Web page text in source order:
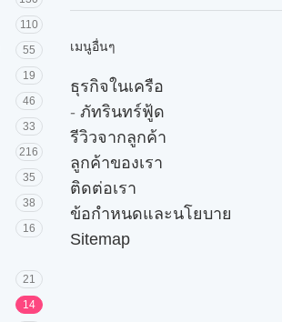
110
55
19
46
33
216
35
38
16
21
14
เมนูอื่นๆ
ธุรกิจในเครือ
- ภัทรินทร์ฟู้ด
รีวิวจากลูกค้า
ลูกค้าของเรา
ติดต่อเรา
ข้อกำหนดและนโยบาย
Sitemap